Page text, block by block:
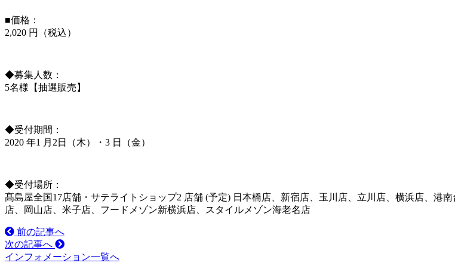
■価格：
2,020 円（税込）
◆募集人数：
5名様【抽選販売】
◆受付期間：
2020 年1 月2日（木）・3 日（金）
◆受付場所：
髙島屋全国17店舗・サテライトショップ2 店舗 (予定) 日本橋店、新宿店、玉川店、立川店、横浜店、港
店、岡山店、米子店、フードメゾン新横浜店、スタイルメゾン海老名店
前の記事へ
次の記事へ
インフォメーション一覧へ